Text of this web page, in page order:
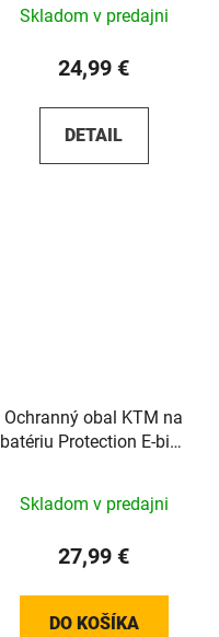
Skladom v predajni
24,99 €
DETAIL
Ochranný obal KTM na
batériu Protection E-bike
Skladom v predajni
27,99 €
DO KOŠÍKA